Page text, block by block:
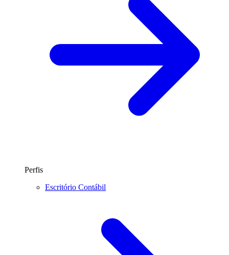
Perfis
Escritório Contábil